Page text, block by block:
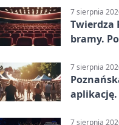
7 sierpnia
Twierdza
bramy.
7 sierpnia
7 sierpnia